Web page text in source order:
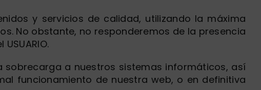
y servicios de calidad, utilizando la máxima
No obstante, no responderemos de la presencia
sobrecarga a nuestros sistemas informáticos, así
funcionamiento de nuestra web, o en definitiva